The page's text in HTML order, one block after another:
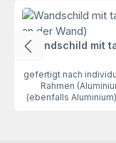
Wandschild mit
gefertigt nach
Rahmen
(ebenfalls